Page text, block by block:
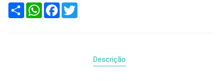
Compartilhar
WhatsAppFacebook
Twitter
Descrição